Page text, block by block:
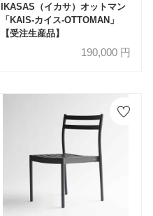
IKASAS（イカサ）オットマン
「KAIS-カイス-OTTOMAN」
【受注生産品】
190,000円